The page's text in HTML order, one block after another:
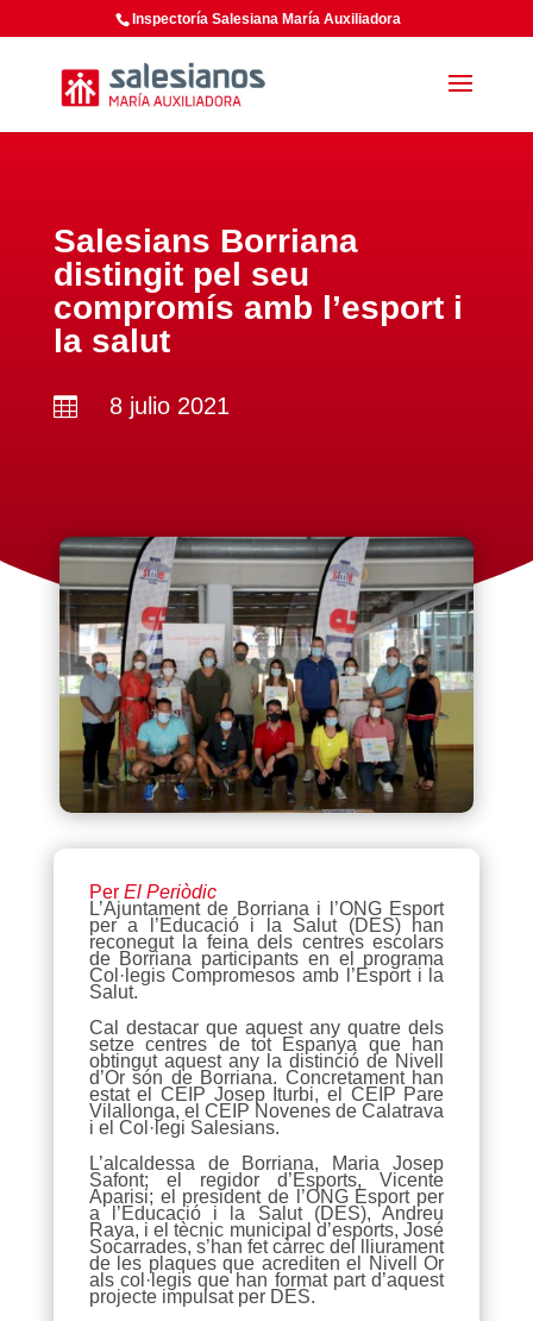
Inspectoría Salesiana María Auxiliadora
Salesians Borriana
distingit pel seu
compromís amb l’esport i
la salut
 8 julio 2021
Per El Periòdic
L’Ajuntament de Borriana i l’ONG Esport
per a l’Educació i la Salut (DES) han
reconegut la feina dels centres escolars
de Borriana participants en el programa
Col·legis Compromesos amb l’Esport i la
Salut.
Cal destacar que aquest any quatre dels
setze centres de tot Espanya que han
obtingut aquest any la distinció de Nivell
d’Or són de Borriana. Concretament han
estat el CEIP Josep Iturbi, el CEIP Pare
Vilallonga, el CEIP Novenes de Calatrava
i el Col·legi Salesians.
L’alcaldessa de Borriana, Maria Josep
Safont; el regidor d’Esports, Vicente
Aparisi; el president de l’ONG Esport per
a l’Educació i la Salut (DES), Andreu
Raya, i el tècnic municipal d’esports, José
Socarrades, s’han fet càrrec del lliurament
de les plaques que acrediten el Nivell Or
als col·legis que han format part d’aquest
projecte impulsat per DES.